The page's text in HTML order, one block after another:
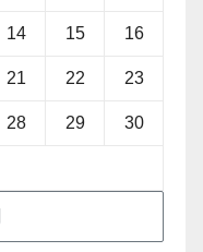
14 15 16
21 22 23
28 29 30